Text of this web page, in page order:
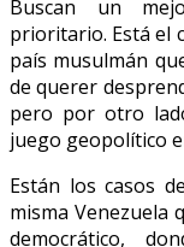
Buscan un
prioritario. Está el
país musulmán
de querer
pero por otro
juego geopolítico
Están los casos
misma Venezuela
democrático,